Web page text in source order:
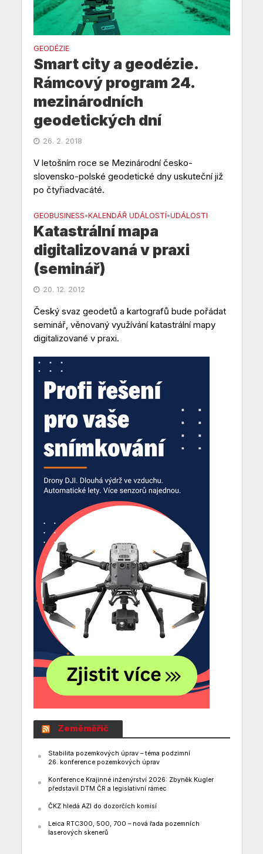
GEODÉZIE
Smart city a geodézie.
Rámcový program 24.
mezinárodních
geodetických dní
26. 2. 2018
V letošním roce se Mezinárodní česko-
slovensko-polské geodetické dny uskuteční již
po čtyřiadvacáté.
GEOBUSINESS•KALENDÁŘ UDÁLOSTÍ•UDÁLOSTI
Katastrální mapa
digitalizovaná v praxi
(seminář)
20. 12. 2012
Český svaz geodetů a kartografů bude pořádat
seminář, věnovaný využívání katastrální mapy
digitalizované v praxi.
Zeměměřič
Stabilita pozemkových úprav – téma podzimní
26. konference pozemkových úprav
Konference Krajinné inženýrství 2026: Zbyněk Kugler
představil DTM ČR a legislativní rámec
ČKZ hledá AZI do dozorčích komisí
Leica RTC300, 500, 700 – nová řada pozemních
laserových skenerů